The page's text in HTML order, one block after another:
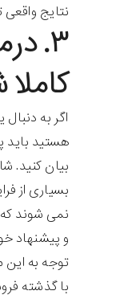
نتایج واقعی
۳.
اگر به
هستید باید
بیان کنید.
بسیاری از
نمی شوند
و پیشنهاد
توجه به
با گذشته